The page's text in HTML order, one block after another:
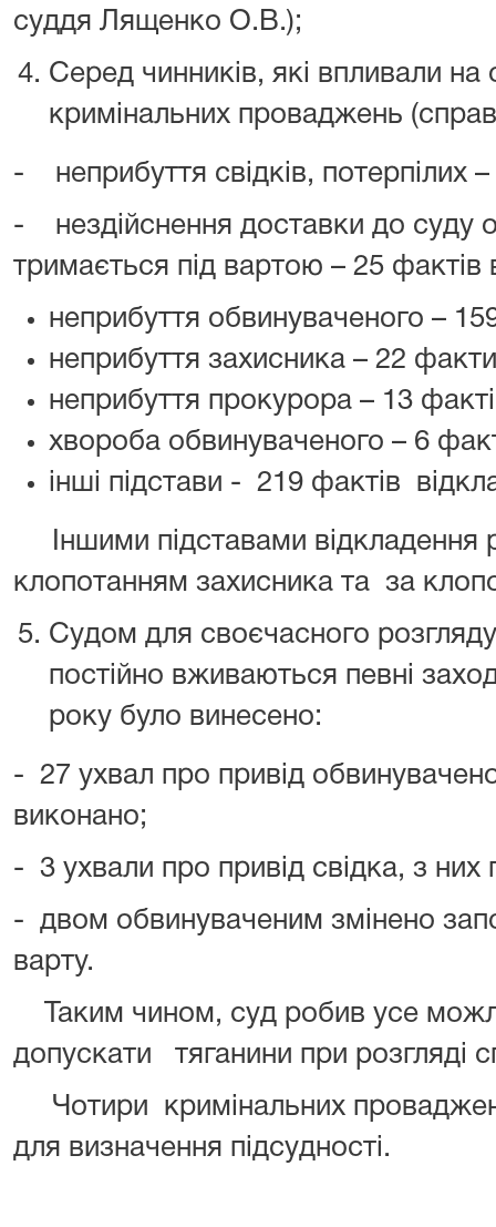
суддя Лященко О.В.);
Серед чинників, які впливали на
кримінальних проваджень
- неприбуття свідків, потерпілих
- нездійснення доставки до суду
тримається під вартою – 25 фактів
неприбуття обвинуваченого –
неприбуття захисника – 22
неприбуття прокурора – 13
хвороба обвинуваченого – 6
інші підстави - 219 фактів
Іншими підставами відкладення
клопотанням захисника та за
Судом для своєчасного
постійно вживаються певні
року було винесено:
- 27 ухвал про привід
виконано;
- 3 ухвали про привід свідка, з них
- двом обвинуваченим змінено
варту.
Таким чином, суд робив усе
допускати тяганини при розгляді
Чотири кримінальних
для визначення підсудності.